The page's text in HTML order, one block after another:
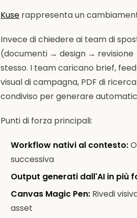
Kuse rappresenta un
Invece di chiedere ai team di
(documenti → design →
stesso. I team caricano brief,
visual di campagna, PDF di
condiviso per generare
Punti di forza principali:
Workflow nativi al contesto:
successiva
Output generati dall'AI in più
Canvas Magic Pen: Rivedi
asset